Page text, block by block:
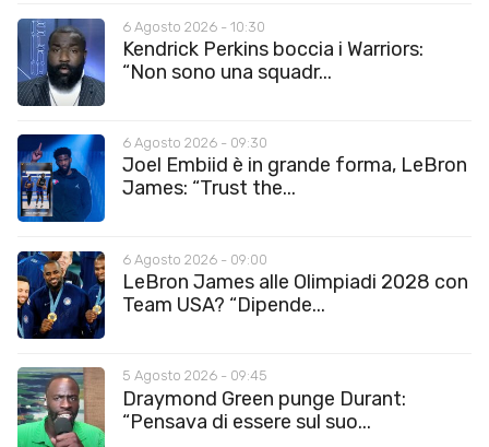
6 Agosto 2026 - 10:30
Kendrick Perkins boccia i Warriors:
“Non sono una squadr...
6 Agosto 2026 - 09:30
Joel Embiid è in grande forma, LeBron
James: “Trust the...
6 Agosto 2026 - 09:00
LeBron James alle Olimpiadi 2028 con
Team USA? “Dipende...
5 Agosto 2026 - 09:45
Draymond Green punge Durant:
“Pensava di essere sul suo...